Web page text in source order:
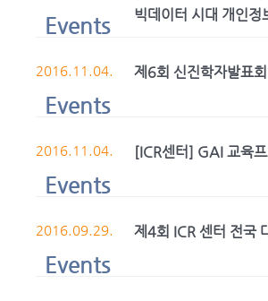
빅데이터 시대 개인정
Events
2016.11.04. 제6회 신진학자발표
Events
2016.11.04. [ICR센터] GAI 교육
Events
2016.09.29. 제4회 ICR 센터 전국
Events